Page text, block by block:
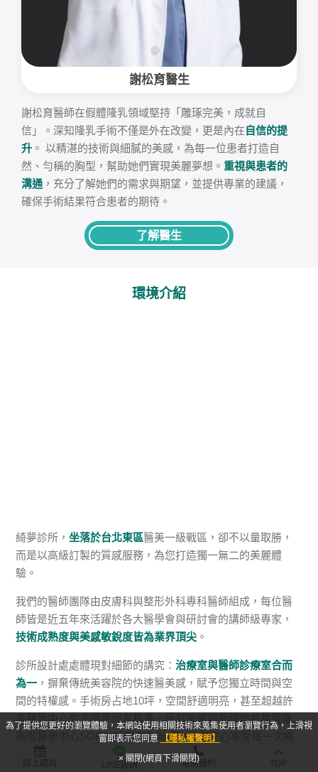
謝松育醫生
謝松育醫師在假體隆乳領域堅持「雕琢完美，成就自
信」。深知隆乳手術不僅是外在改變，更是內在 自信的提
升 。 以精湛的技術與細膩的美感，為每一位患者打造自
然、勻稱的胸型，幫助她們實現美麗夢想。 重視與患者的
溝通 ，充分了解她們的需求與期望，並提供專業的建議，
確保手術結果符合患者的期待。
了解醫生
環境介紹
綺夢診所， 坐落於台北東區醫美一級戰區，卻不以量取勝，
而是以高級訂製的質感服務，為您打造獨一無二的美麗體
驗。
我們的醫師團隊由皮膚科與整形外科專科醫師組成，每位醫
師皆是近五年來活躍於各大醫學會與研討會的講師級專家，
技術成熟度與美感敏銳度皆為業界頂尖 。
診所設計處處體現對細節的講究： 治療室與醫師診療室合而
為一 ，摒棄傳統美容院的快速醫美感，賦予您獨立時間與空
間的特權感。手術房占地10坪，空間舒適明亮，甚至超越許
多醫學中心的高階手術室標準。所有設備與管線均嚴格遵循
高階醫學中心SOP，確保安全無虞，讓您安心享受每一次療
程。
線上諮詢 LINE諮詢 電話預約 TOP
為了提供您更好的瀏覽體驗，本網站使用相關技術來蒐集使用者瀏覽行為，上滑視
窗即表示您同意
【隱私權聲明】
× 關閉(網頁下滑關閉)